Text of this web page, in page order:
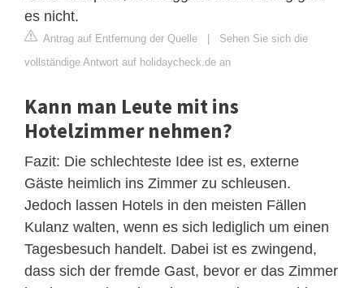
es nicht.
Antrag auf Entfernung der Quelle | Sehen Sie sich die
vollständige Antwort auf holidaycheck.de an
Kann man Leute mit ins
Hotelzimmer nehmen?
Fazit: Die schlechteste Idee ist es, externe
Gäste heimlich ins Zimmer zu schleusen.
Jedoch lassen Hotels in den meisten Fällen
Kulanz walten, wenn es sich lediglich um einen
Tagesbesuch handelt. Dabei ist es zwingend,
dass sich der fremde Gast, bevor er das Zimmer